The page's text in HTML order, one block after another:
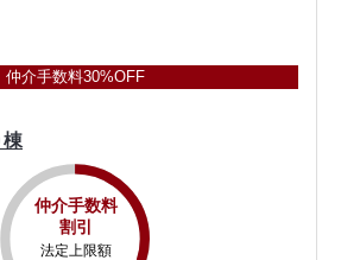
仲介手数料30%OFF
棟
仲介手数料
割引
法定上限額